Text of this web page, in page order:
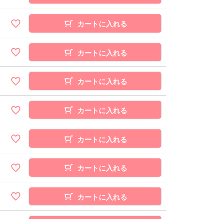
カートに入れる
カートに入れる
カートに入れる
カートに入れる
カートに入れる
カートに入れる
カートに入れる